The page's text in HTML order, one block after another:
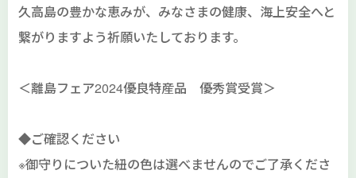
久高島の豊かな恵みが、みなさまの健康、海上安全へと
繋がりますよう祈願いたしております。
＜離島フェア2024優良特産品 優秀賞受賞＞
◆ご確認ください
※御守りについた紐の色は選べませんのでご了承くださ